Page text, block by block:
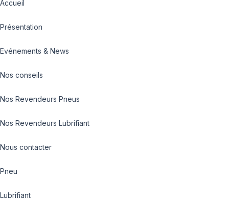
Accueil
Présentation
Evénements & News
Nos conseils
Nos Revendeurs Pneus
Nos Revendeurs Lubrifiant
Nous contacter
Pneu
Lubrifiant